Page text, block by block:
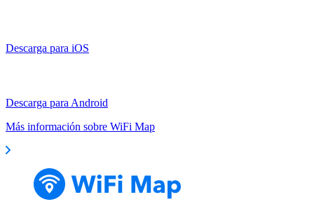
Descarga para iOS
Descarga para Android
Más información sobre WiFi Map